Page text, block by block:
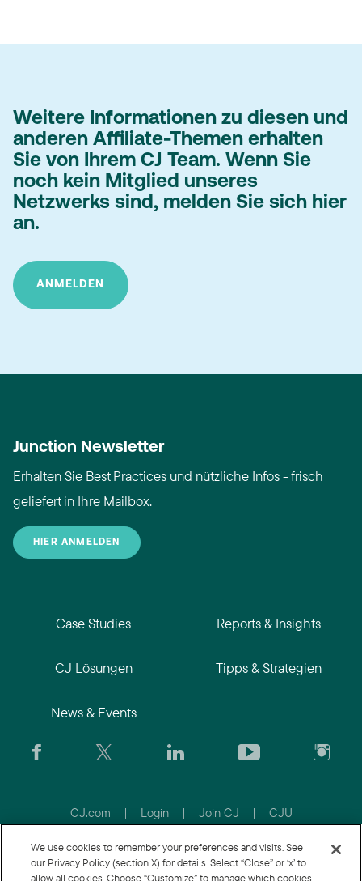
Weitere Informationen zu diesen und
anderen Affiliate-Themen erhalten
Sie von Ihrem CJ Team. Wenn Sie
noch kein Mitglied unseres
Netzwerks sind, melden Sie sich hier
an.
ANMELDEN
Junction Newsletter
Erhalten Sie Best Practices und nützliche Infos - frisch
geliefert in Ihre Mailbox.
HIER ANMELDEN
Case Studies
CJ Lösungen
News & Events
Reports & Insights
Tipps & Strategien
CJ.com | Login | Join CJ | CJU
We use cookies to remember your preferences and visits. See
our Privacy Policy (section X) for details. Select “Close” or ‘x’ to
allow all cookies. Choose “Customize” to manage which cookies